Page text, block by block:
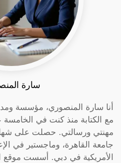
سارة
أنا سارة المنصوري، مؤسسة
مع الكتابة منذ كنت في
مهنتي ورسالتي. حصلت على
جامعة القاهرة، وماجستير في
الأمريكية في دبي. أسست